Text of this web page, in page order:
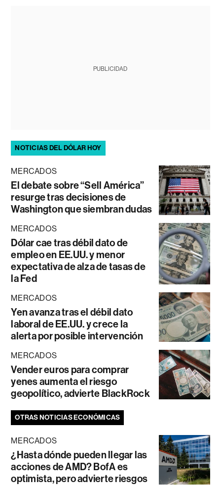
PUBLICIDAD
NOTICIAS DEL DÓLAR HOY
MERCADOS
El debate sobre “Sell América”
resurge tras decisiones de
Washington que siembran dudas
MERCADOS
Dólar cae tras débil dato de
empleo en EE.UU. y menor
expectativa de alza de tasas de
la Fed
MERCADOS
Yen avanza tras el débil dato
laboral de EE.UU. y crece la
alerta por posible intervención
MERCADOS
Vender euros para comprar
yenes aumenta el riesgo
geopolítico, advierte BlackRock
OTRAS NOTICIAS ECONÓMICAS
MERCADOS
¿Hasta dónde pueden llegar las
acciones de AMD? BofA es
optimista, pero advierte riesgos